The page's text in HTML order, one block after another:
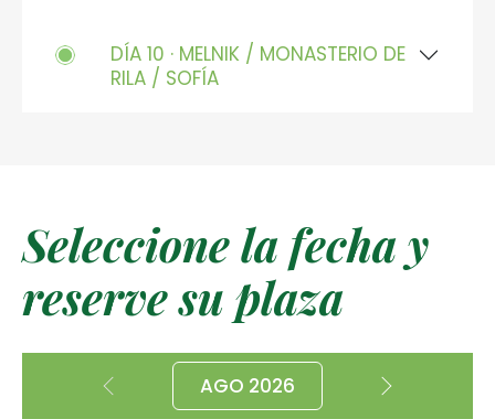
DÍA 10 · MELNIK / MONASTERIO DE
RILA / SOFÍA
Seleccione la fecha y
reserve su plaza
AGO 2026